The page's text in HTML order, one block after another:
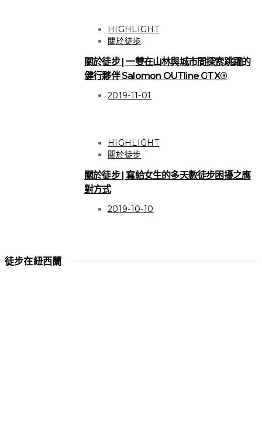
HIGHLIGHT
關於徒步
關於徒步 | 一雙在山林與城市間探索跳躍的
健行夥伴 Salomon OUTline GTX®
2019-11-01
HIGHLIGHT
關於徒步
關於徒步 | 寫給女生的多天數徒步困擾之應
對方式
2019-10-10
徒步在紐西蘭